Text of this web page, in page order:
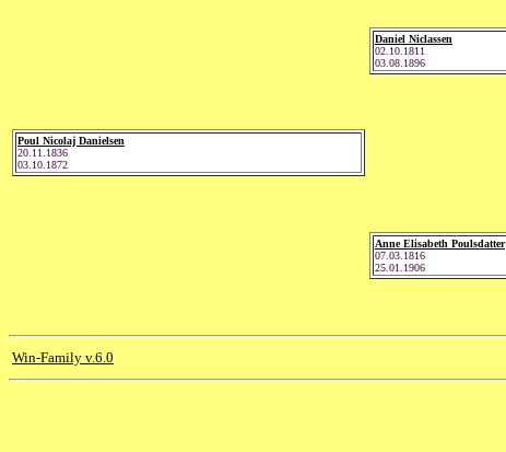
Poul Nicolaj Danielsen
20.11.1836
03.10.1872
Daniel Niclassen
02.10.1811
03.08.1896
Anne Elisabeth Poulsdatter
07.03.1816
25.01.1906
Win-Family v.6.0